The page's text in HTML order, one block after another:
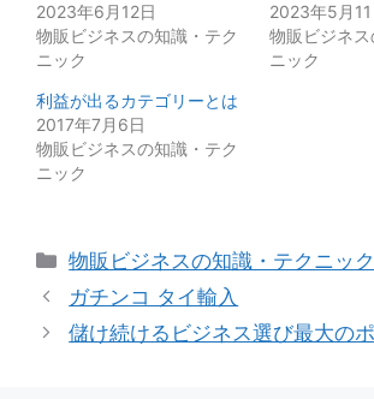
2023年6月12日
物販ビジネスの知識・テク
ニック
2023年5月11
物販ビジネ
ニック
利益が出るカテゴリーとは
2017年7月6日
物販ビジネスの知識・テク
ニック
カ
テ
リ
物販ビジネスの知識・テクニック
ガチンコ タイ輸入
儲け続けるビジネス選び最大の